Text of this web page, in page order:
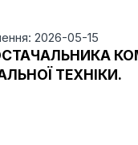
2026-05-15
ТЕХНІКИ.